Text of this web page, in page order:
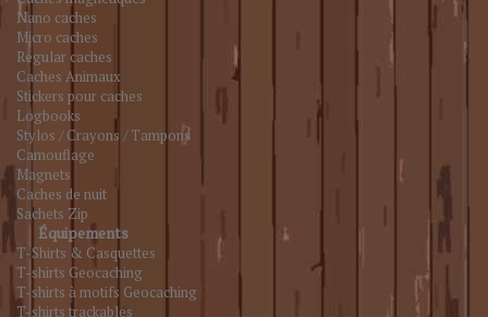
Nano caches
Micro caches
Regular caches
Caches Animaux
Stickers pour caches
Logbooks
Stylos / Crayons / Tampons
Camouflage
Magnets
Caches de nuit
Sachets Zip
Équipements
T-Shirts & Casquettes
T-shirts Geocaching
T-shirts à motifs Geocaching
T-shirts trackables